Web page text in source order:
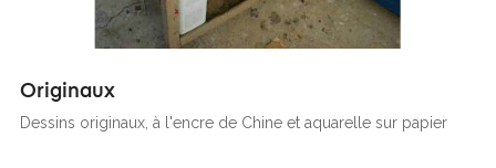
Originaux
Dessins originaux, à l'encre de Chine et aquarelle sur papier